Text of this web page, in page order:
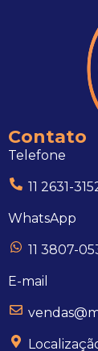
Contato
Telefone
11 2631-
WhatsApp
11 3807-
E-mail